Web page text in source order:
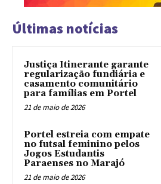
Últimas notícias
Justiça Itinerante garante
regularização fundiária e
casamento comunitário
para famílias em Portel
21 de maio de 2026
Portel estreia com empate
no futsal feminino pelos
Jogos Estudantis
Paraenses no Marajó
21 de maio de 2026